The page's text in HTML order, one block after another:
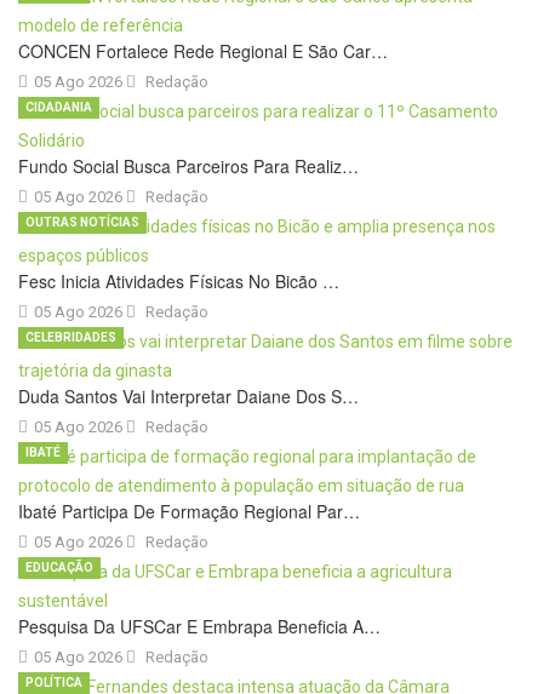
CONCEN Fortalece Rede Regional E São Car…
05 Ago 2026 Redação
Fundo Social Busca Parceiros Para Realiz…
05 Ago 2026
CIDADANIA
Redação
Fesc Inicia Atividades Físicas No Bicão …
05 Ago 2026
OUTRAS NOTÍCIAS
Redação
Duda Santos Vai Interpretar Daiane Dos S…
05 Ago 2026
CELEBRIDADES
Redação
Ibaté Participa De Formação Regional Par…
05 Ago 2026
IBATÉ
Redação
Pesquisa Da UFSCar E Embrapa Beneficia A…
05 Ago 2026
EDUCAÇÃO
Redação
POLÍTICA